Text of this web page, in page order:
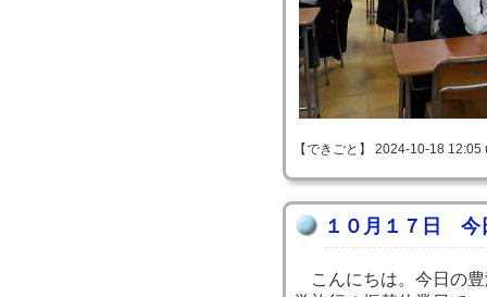
【できごと】 2024-10-18
１０月１７日 今
こんにちは。今日の豊